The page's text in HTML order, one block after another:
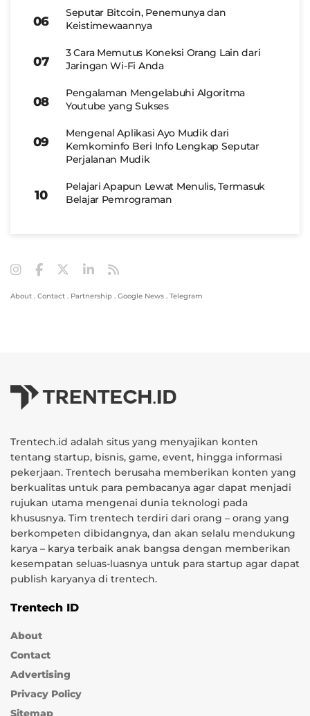
Seputar Bitcoin, Penemunya dan
Keistimewaannya
3 Cara Memutus Koneksi Orang Lain dari
Jaringan Wi-Fi Anda
Pengalaman Mengelabuhi Algoritma
Youtube yang Sukses
Mengenal Aplikasi Ayo Mudik dari
Kemkominfo Beri Info Lengkap Seputar
Perjalanan Mudik
Pelajari Apapun Lewat Menulis, Termasuk
Belajar Pemrograman
About . Contact . Partnership . Google News . Telegram
Trentech.id adalah situs yang menyajikan konten
tentang startup, bisnis, game, event, hingga informasi
pekerjaan. Trentech berusaha memberikan konten yang
berkualitas untuk para pembacanya agar dapat menjadi
rujukan utama mengenai dunia teknologi pada
khususnya. Tim trentech terdiri dari orang – orang yang
berkompeten dibidangnya, dan akan selalu mendukung
karya – karya terbaik anak bangsa dengan memberikan
kesempatan seluas-luasnya untuk para startup agar dapat
publish karyanya di trentech.
Trentech ID
About
Contact
Advertising
Privacy Policy
Sitemap